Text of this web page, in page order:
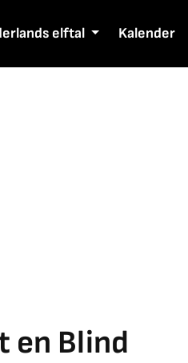
elftal Kalender
en Blind